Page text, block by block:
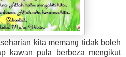
kita memang tidak boleh
kawan pula berbeza mengikut